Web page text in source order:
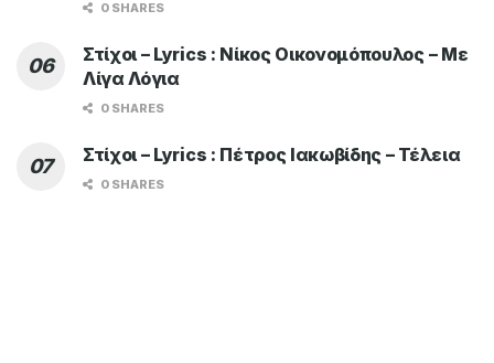
0 SHARES
Στίχοι – Lyrics : Νίκος Οικονομόπουλος – Με
Λίγα Λόγια
0 SHARES
Στίχοι – Lyrics : Πέτρος Ιακωβίδης – Τέλεια
0 SHARES